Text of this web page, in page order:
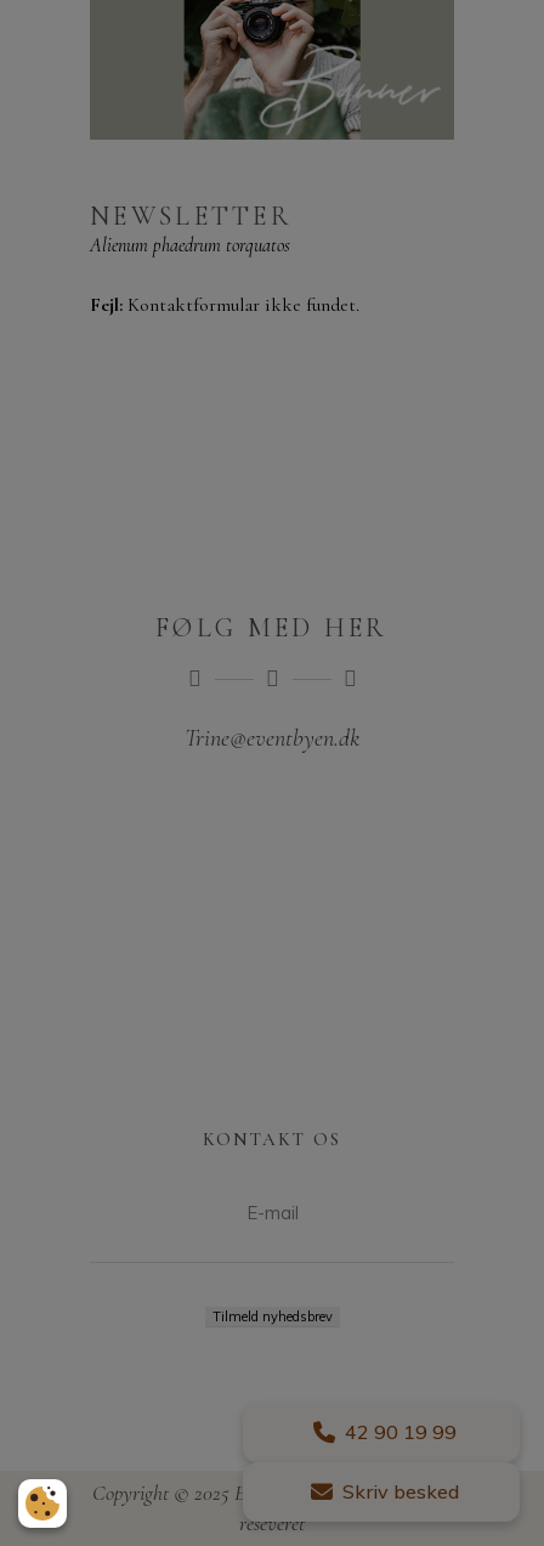
42 90 19 99
Skriv besked
NEWSLETTER
Alienum phaedrum torquatos
Fejl: Kontaktformular ikke fundet.
FØLG MED HER
Trine@eventbyen.dk
KONTAKT OS
E-mail
Copyright © 2025 Eventbyen – Alle rettigheder
reseveret